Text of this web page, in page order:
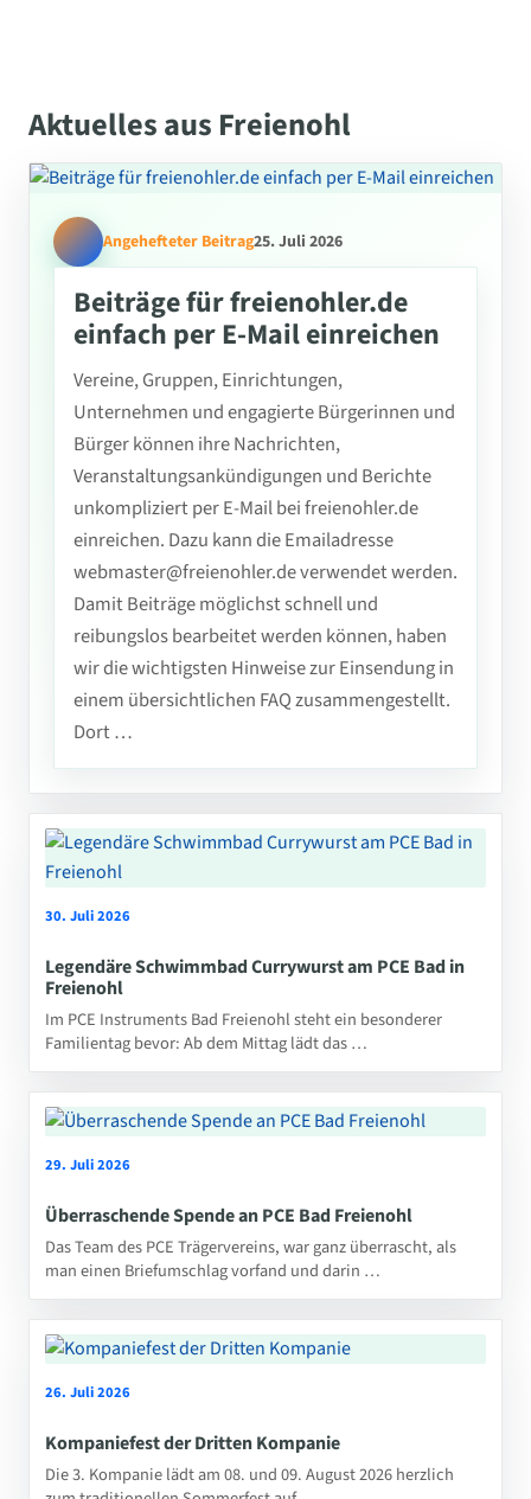
Aktuelles aus Freienohl
Angehefteter Beitrag25. Juli 2026
Beiträge für freienohler.de
einfach per E-Mail einreichen
Vereine, Gruppen, Einrichtungen,
Unternehmen und engagierte Bürgerinnen und
Bürger können ihre Nachrichten,
Veranstaltungsankündigungen und Berichte
unkompliziert per E-Mail bei freienohler.de
einreichen. Dazu kann die Emailadresse
webmaster@freienohler.de verwendet werden.
Damit Beiträge möglichst schnell und
reibungslos bearbeitet werden können, haben
wir die wichtigsten Hinweise zur Einsendung in
einem übersichtlichen FAQ zusammengestellt.
Dort …
30. Juli 2026
Legendäre Schwimmbad Currywurst am PCE Bad in
Freienohl
Im PCE Instruments Bad Freienohl steht ein besonderer
Familientag bevor: Ab dem Mittag lädt das …
29. Juli 2026
Überraschende Spende an PCE Bad Freienohl
Das Team des PCE Trägervereins, war ganz überrascht, als
man einen Briefumschlag vorfand und darin …
26. Juli 2026
Kompaniefest der Dritten Kompanie
Die 3. Kompanie lädt am 08. und 09. August 2026 herzlich